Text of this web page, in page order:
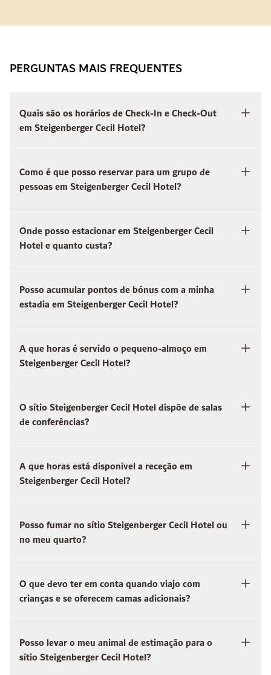
PERGUNTAS MAIS FREQUENTES
Quais são os horários de Check-In e Check-Out
em Steigenberger Cecil Hotel?
Como é que posso reservar para um grupo de
pessoas em Steigenberger Cecil Hotel?
Onde posso estacionar em Steigenberger Cecil
Hotel e quanto custa?
Posso acumular pontos de bónus com a minha
estadia em Steigenberger Cecil Hotel?
A que horas é servido o pequeno-almoço em
Steigenberger Cecil Hotel?
O sítio Steigenberger Cecil Hotel dispõe de salas
de conferências?
A que horas está disponível a receção em
Steigenberger Cecil Hotel?
Posso fumar no sítio Steigenberger Cecil Hotel ou
no meu quarto?
O que devo ter em conta quando viajo com
crianças e se oferecem camas adicionais?
Posso levar o meu animal de estimação para o
sítio Steigenberger Cecil Hotel?